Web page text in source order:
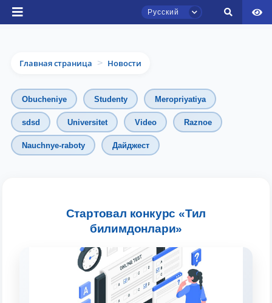
Русский
Главная страница > Новости
Obucheniye Studenty Meropriyatiya
sdsd Universitet Video Raznoe
Nauchnye-raboty Дайджест
Стартовал конкурс «Тил
билимдонлари»
Чат приёмной комиссии ТГЮУ
Оставляйте здесь свои обращения по
вопросам приёма.
Выберите тему — затем появятся
конкретные вопросы: